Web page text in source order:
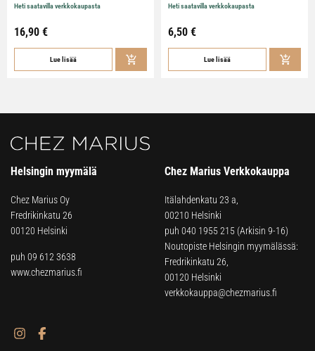
Heti saatavilla verkkokaupasta
16,90 €
Lue lisää
Heti saatavilla verkkokaupasta
6,50 €
Lue lisää
Helsingin myymälä
Chez Marius Oy
Fredrikinkatu 26
00120 Helsinki
puh 09 612 3638
www.chezmarius.fi
Chez Marius Verkkokauppa
Itälahdenkatu 23 a,
00210 Helsinki
puh 040 1955 215 (Arkisin 9-16)
Noutopiste Helsingin myymälässä:
Fredrikinkatu 26,
00120 Helsinki
verkkokauppa@chezmarius.fi